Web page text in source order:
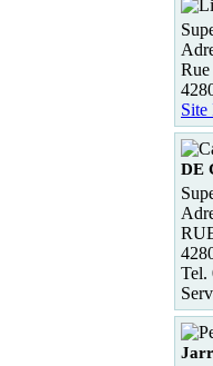
Site
DE
Tel.